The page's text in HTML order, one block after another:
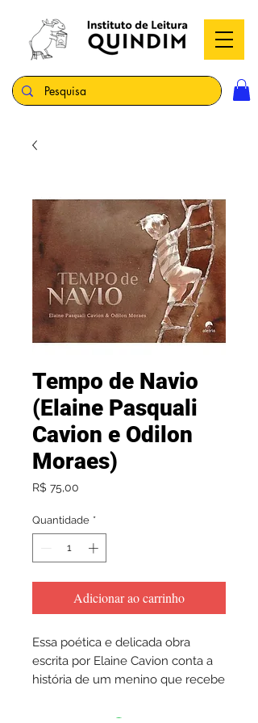
Tempo de Navio
(Elaine Pasquali
Cavion e Odilon
Moraes)
R$ 75,00
Quantidade *
Adicionar ao carrinho
Essa poética e delicada obra
escrita por Elaine Cavion conta a
história de um menino que recebe
as escadas de um navio que